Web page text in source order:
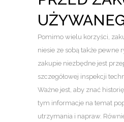
Pomimo wielu korzyści,
niesie ze sobą także pewne
zakupie niezbędne jest
szczegółowej inspekcji
Ważne jest, aby znać
tym informacje na temat
utrzymania i napraw.